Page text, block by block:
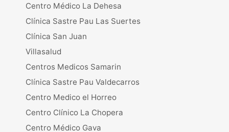
Centro Médico La Dehesa
Clínica Sastre Pau Las Suertes
Clínica San Juan
Villasalud
Centros Medicos Samarin
Clínica Sastre Pau Valdecarros
Centro Medico el Horreo
Centro Clínico La Chopera
Centro Médico Gava